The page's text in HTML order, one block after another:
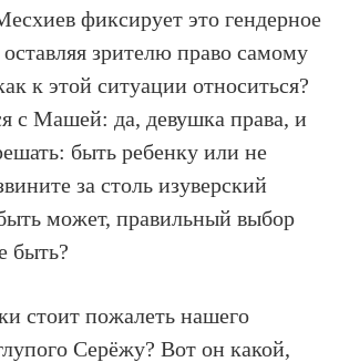
фиксирует это гендерное
оставляя зрителю право самому
к этой ситуации относиться?
с Машей: да, девушка права, и
быть ребенку или не
за столь изуверский
может, правильный выбор
быть?
стоит пожалеть нашего
Серёжу? Вот он какой,